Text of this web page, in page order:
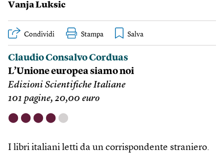
Vanja Luksic
Condividi Stampa
Claudio Consalvo Corduas
L’Unione europea siamo noi
Edizioni Scientifiche Italiane
101 pagine, 20,00 euro
⬤ ⬤ ⬤ ⬤ ⬤
I libri italiani letti da un corrispondente straniero.